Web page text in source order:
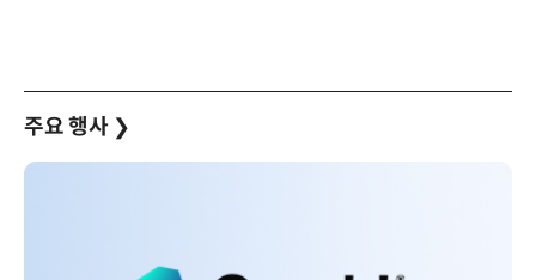
주요 행사 ❯